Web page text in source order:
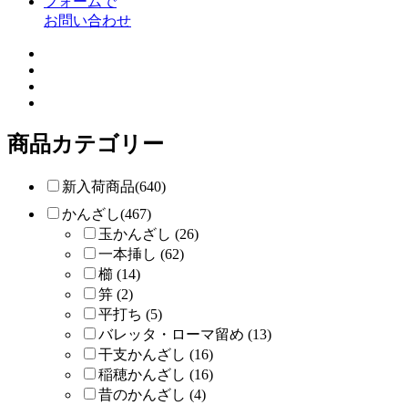
お問い合わせ
商品カテゴリー
新入荷商品(640)
かんざし(467)
玉かんざし (26)
一本挿し (62)
櫛 (14)
笄 (2)
平打ち (5)
バレッタ・ローマ留め (13)
干支かんざし (16)
稲穂かんざし (16)
昔のかんざし (4)